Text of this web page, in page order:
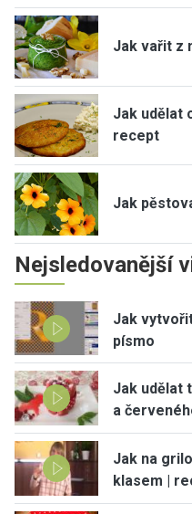
Jak vařit z
Jak udělat
recept
Jak
Nejsledovanější
Jak
písmo
Jak udělat
a
Jak na
klasem |